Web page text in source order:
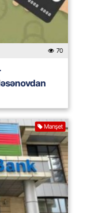
70
Manşet